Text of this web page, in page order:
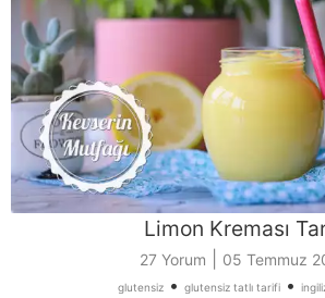
Limon Kreması
27 Yorum 05 Temmuz
glutensiz• glutensiz tatlı tarifi•